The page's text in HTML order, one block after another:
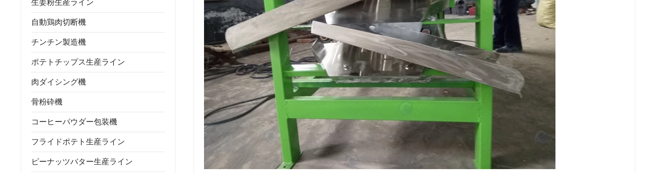
自動鶏肉切断機
チンチン製造機
ポテトチップス生産ライン
肉ダイシング機
骨粉砕機
コーヒーパウダー包装機
フライドポテト生産ライン
ピーナッツバター生産ライン